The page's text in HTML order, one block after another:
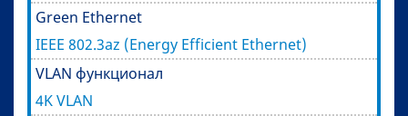
Green Ethernet
IEEE 802.3az (Energy Efficient Ethernet)
VLAN функционал
4K VLAN